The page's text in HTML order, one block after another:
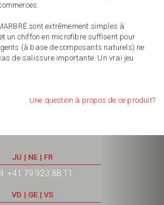
sont extrêmement simples à
un chiffon en microfibre suffisent pour
(à base de composants naturels) ne
de salissure importante. Un vrai jeu
Une question à propos de ce produit?
JU | NE | FR
+41 79 923 88 11
VD | GE | VS